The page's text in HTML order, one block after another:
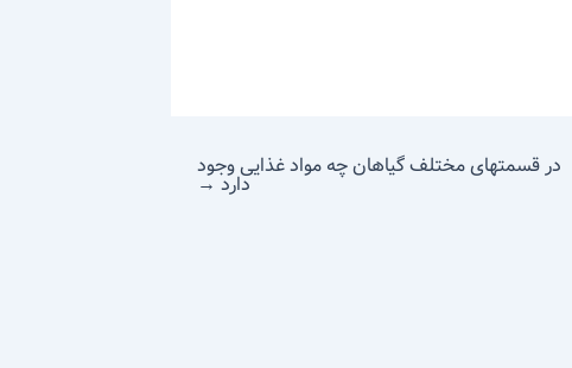
در قسمتهای مختلف گیاهان چه مواد غذایی وجود
دارد →